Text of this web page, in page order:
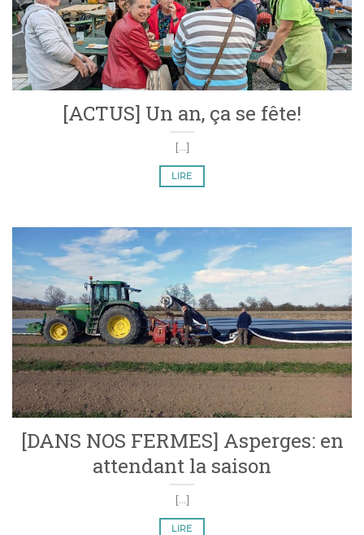
[ACTUS] Un an, ça se fête!
[...]
LIRE
[DANS NOS FERMES] Asperges: en
attendant la saison
[...]
LIRE